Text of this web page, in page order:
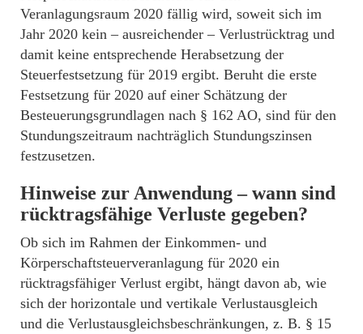
Veranlagungsraum 2020 fällig wird, soweit sich im
Jahr 2020 kein – ausreichender – Verlustrücktrag und
damit keine entsprechende Herabsetzung der
Steuerfestsetzung für 2019 ergibt. Beruht die erste
Festsetzung für 2020 auf einer Schätzung der
Besteuerungsgrundlagen nach § 162 AO, sind für den
Stundungszeitraum nachträglich Stundungszinsen
festzusetzen.
Hinweise zur Anwendung – wann sind
rücktragsfähige Verluste gegeben?
Ob sich im Rahmen der Einkommen- und
Körperschaftsteuerveranlagung für 2020 ein
rücktragsfähiger Verlust ergibt, hängt davon ab, wie
sich der horizontale und vertikale Verlustausgleich
und die Verlustausgleichsbeschränkungen, z. B. § 15